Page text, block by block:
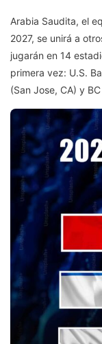
Arabia Saudita, el
2027, se unirá a
jugarán en 14
primera vez: U.S.
(San Jose, CA) y